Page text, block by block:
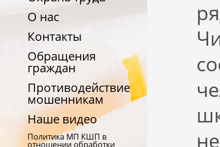
О нас
Контакты
Обращения
граждан
Противодействие
мошенникам
Наше видео
Политика МП КШП в
отношении обработки